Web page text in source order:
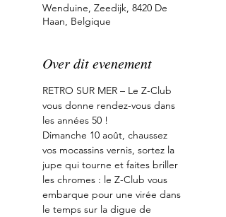
Wenduine, Zeedijk, 8420 De
Haan, Belgique
Over dit evenement
RETRO SUR MER – Le Z-Club
vous donne rendez-vous dans
les années 50 !
Dimanche 10 août, chaussez
vos mocassins vernis, sortez la
jupe qui tourne et faites briller
les chromes : le Z-Club vous
embarque pour une virée dans
le temps sur la digue de